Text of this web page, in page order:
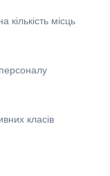
кількість місць
класів